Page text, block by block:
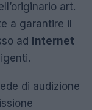
art.
a garantire il
ad
Internet
di audizione